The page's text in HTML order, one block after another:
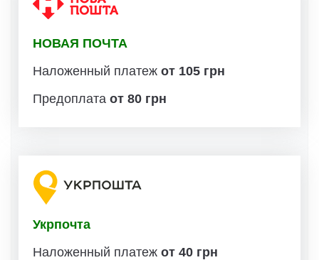
НОВАЯ ПОЧТА
Наложенный платеж от 105 грн
Предоплата от 80 грн
Укрпочта
Наложенный платеж от 40 грн